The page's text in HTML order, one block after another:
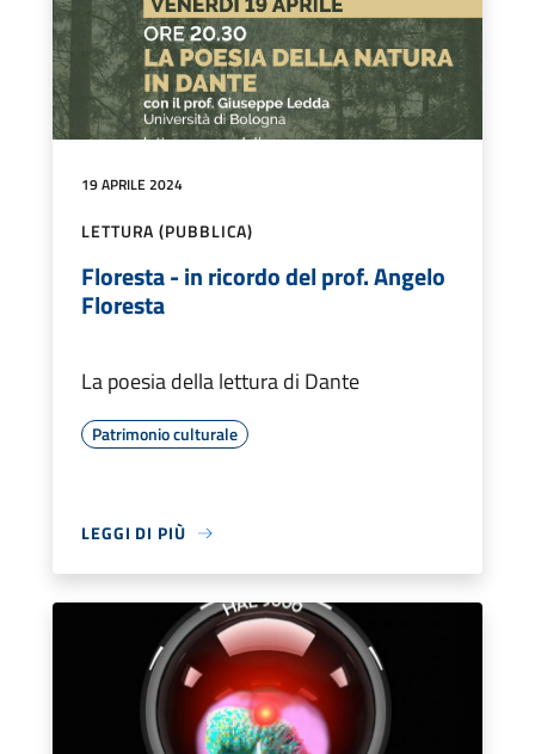
19 APRILE 2024
LETTURA (PUBBLICA)
Floresta - in ricordo del prof. Angelo
Floresta
La poesia della lettura di Dante
Patrimonio culturale
LEGGI DI PIÙ